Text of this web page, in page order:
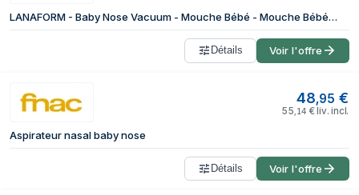
LANAFORM - Baby Nose Vacuum - Mouche Bébé - Mouche Bébé Électrique - Aspirateur Nasal Bébé - Aspirateur Douce - Portable
Détails Voir l'offre
48,95 €
55 14 € liv. incl.
Aspirateur nasal baby nose
Détails Voir l'offre